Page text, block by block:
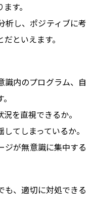
す。
析し、ポジティブに考
といえます。
識内のプログラム、自
を直視できるか。
てしまっているか。
ジが無意識に集中する
も、適切に対処できる